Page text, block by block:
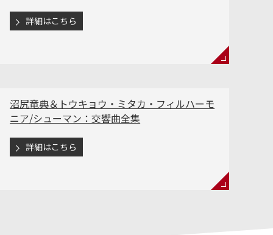
詳細はこちら
沼尻竜典＆トウキョウ・ミタカ・フィルハーモ
ニア/シューマン：交響曲全集
詳細はこちら